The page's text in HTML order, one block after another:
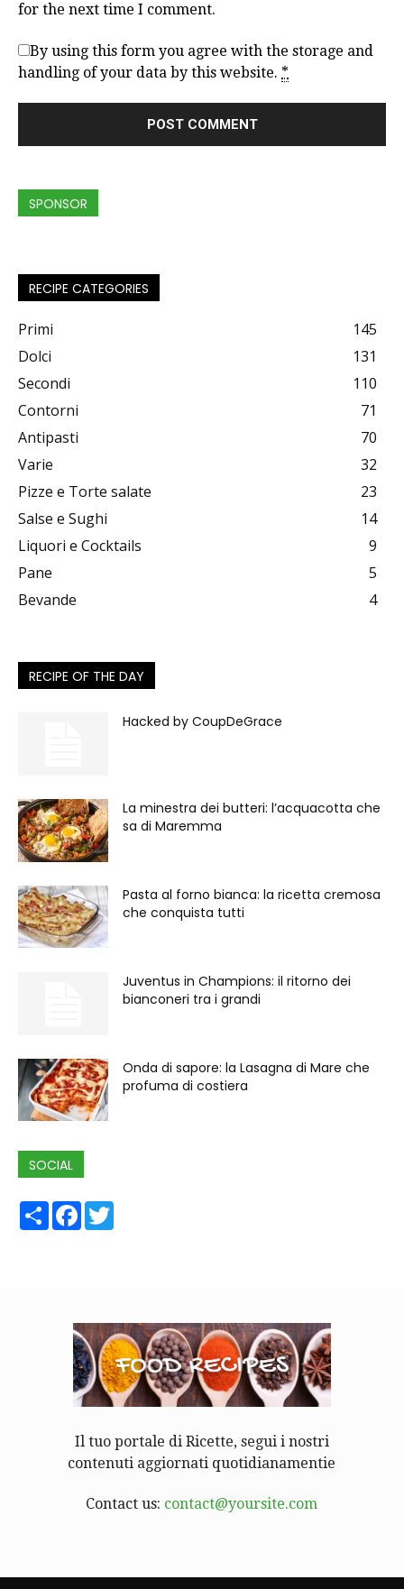
for the next time I comment.
By using this form you agree with the storage and
handling of your data by this website. *
SPONSOR
RECIPE CATEGORIES
Primi
145
Dolci
131
Secondi
110
Contorni
71
Antipasti
70
Varie
32
Pizze e Torte salate
23
Salse e Sughi
14
Liquori e Cocktails
9
Pane
5
Bevande
4
RECIPE OF THE DAY
Hacked by CoupDeGrace
La minestra dei butteri: l’acquacotta che
sa di Maremma
Pasta al forno bianca: la ricetta cremosa
che conquista tutti
Juventus in Champions: il ritorno dei
bianconeri tra i grandi
Onda di sapore: la Lasagna di Mare che
profuma di costiera
SOCIAL
ShareFacebook
Il tuo portale di Ricette, segui i nostri
contenuti aggiornati quotidianamentie
Contact us: contact@yoursite.com